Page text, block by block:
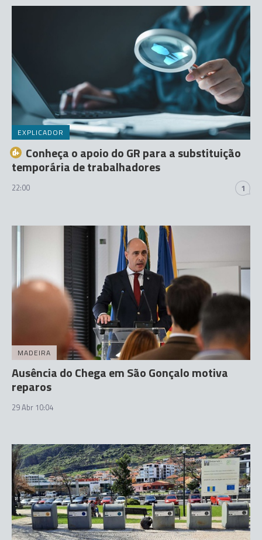
EXPLICADOR
Conheça o apoio do GR para a substituição
temporária de trabalhadores
22:00 1
MADEIRA
Ausência do Chega em São Gonçalo motiva
reparos
29 Abr 10:04